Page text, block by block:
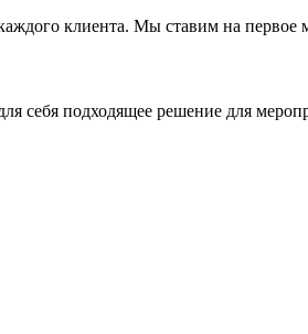
клиента. Мы ставим на первое
себя подходящее решение для